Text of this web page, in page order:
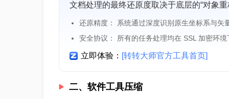
文档处理的最终还原度取决于底层的“对象
还原精度： 系统通过深度识别原生坐标系与矢
安全协议： 所有的任务处理均在 SSL 加密环
立即体验： [转转大师官方工具首页]
二、软件工具压缩